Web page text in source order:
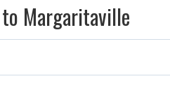
to Margaritaville